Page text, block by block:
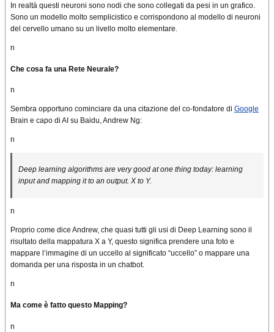
In realtà questi neuroni sono nodi che sono collegati da pesi in un grafico.
Sono un modello molto semplicistico e corrispondono al modello di neuroni
del cervello umano su un livello molto elementare
n
Che cosa fa una Rete Neurale?
n
Sembra opportuno cominciare da una citazione del co-fondatore di Google
Brain e capo di AI su Baidu, Andrew Ng:
n
Deep learning algorithms are very good at one thing today: learning
input and mapping it to an output. X to Y.
n
Proprio come dice Andrew, che quasi tutti gli usi di Deep Learning sono il
risultato della mappatura X a Y, questo significa prendere una foto e
mappare l’immagine di un uccello al significato “uccello” o mappare una
domanda per una risposta in un chatbot.
n
Ma come è fatto questo Mapping?
n